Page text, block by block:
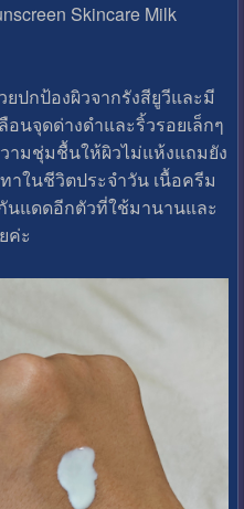
Skincare Milk
ปกป้องผิวจากรังสียูวีและมี
นจุดด่างดำและริ้วรอยเล็กๆ
ามชุ่มชื้นให้ผิวไม่แห้งแถมยัง
าในชีวิตประจำวัน เนื้อครีม
นแดดอีกตัวที่ใช้มานานและ
ค่ะ